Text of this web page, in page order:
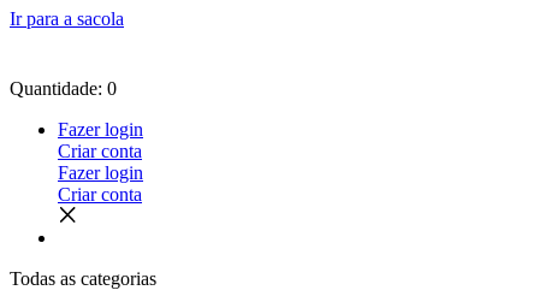
Ir para a sacola
Quantidade: 0
Fazer login
Criar conta
Fazer login
Criar conta
Todas as categorias